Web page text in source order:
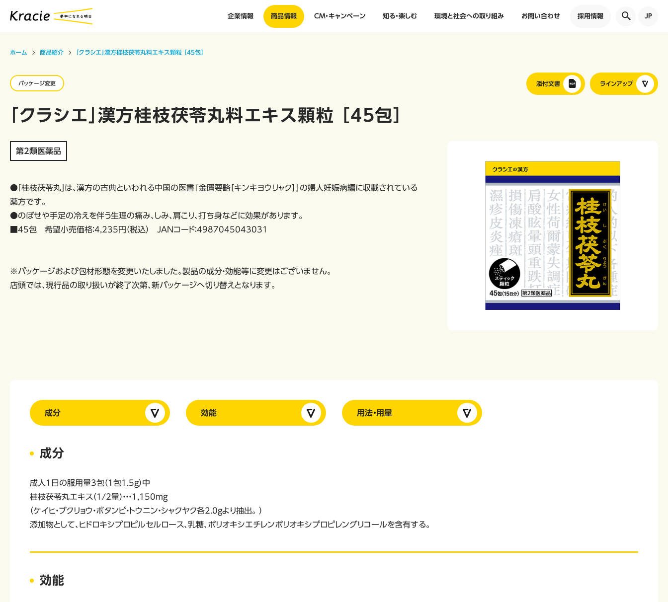
企業情報 商品情報 CM・キャンペーン 知る・楽しむ 環境と社会への取り組み お問い合わせ 採用情報 JP
ホーム 商品紹介 「クラシエ」漢方桂枝茯苓丸料エキス顆粒 ［45包］
添付文書 ラインアップ
パッケージ変更
「クラシエ」漢方桂枝茯苓丸料エキス顆粒 ［45包］
第2類医薬品
●「桂枝茯苓丸」は、漢方の古典といわれる中国の医書『金匱要略［キンキヨウリャク］』の婦人妊娠病編に収載されている
薬方です。
●のぼせや手足の冷えを伴う生理の痛み、しみ、肩こり、打ち身などに効果があります。
■45包 希望小売価格：4,235円（税込） JANコード：4987045043031
※パッケージおよび包材形態を変更いたしました。製品の成分・効能等に変更はございません。
店頭では、現行品の取り扱いが終了次第、新パッケージへ切り替えとなります。
成分 効能 用法・用量
成分
成人1日の服用量3包（1包1.5g）中
桂枝茯苓丸エキス（1/2量）・・・1,150mg
（ケイヒ・ブクリョウ・ボタンピ・トウニン・シャクヤク各2.0gより抽出。 ）
添加物として、ヒドロキシプロピルセルロース、乳糖、ポリオキシエチレンポリオキシプロピレングリコールを含有する。
効能